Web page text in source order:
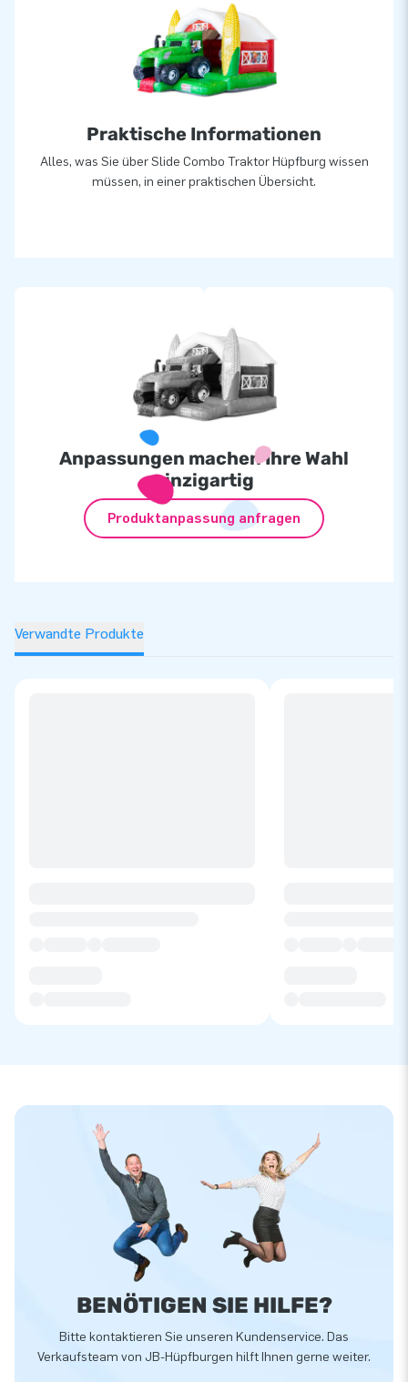
Praktische Informationen
Alles, was Sie über Slide Combo Traktor Hüpfburg wissen
müssen, in einer praktischen Übersicht.
Anpassungen machen Ihre Wahl
einzigartig
Produktanpassung anfragen
Verwandte Produkte
BENÖTIGEN SIE HILFE?
Bitte kontaktieren Sie unseren Kundenservice. Das
Verkaufsteam von JB-Hüpfburgen hilft Ihnen gerne weiter.